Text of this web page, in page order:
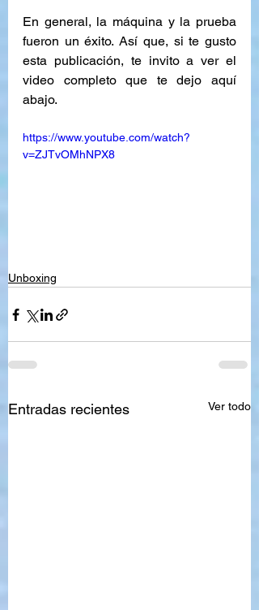
En general, la máquina y la prueba
fueron un éxito. Así que, si te gusto
esta publicación, te invito a ver el
video completo que te dejo aquí
abajo.
https://www.youtube.com/watch?
v=ZJTvOMhNPX8
Unboxing
Entradas recientes Ver todo